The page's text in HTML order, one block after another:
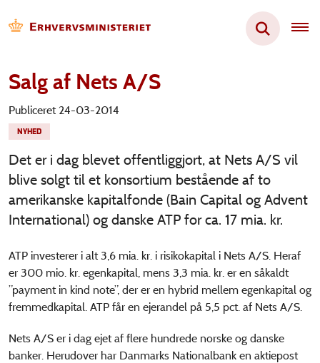
Salg af Nets A/S
Publiceret 24-03-2014
NYHED
Det er i dag blevet offentliggjort, at Nets A/S vil
blive solgt til et konsortium bestående af to
amerikanske kapitalfonde (Bain Capital og Advent
International) og danske ATP for ca. 17 mia. kr.
ATP investerer i alt 3,6 mia. kr. i risikokapital i Nets A/S. Heraf
er 300 mio. kr. egenkapital, mens 3,3 mia. kr. er en såkaldt
”payment in kind note”, der er en hybrid mellem egenkapital og
fremmedkapital. ATP får en ejerandel på 5,5 pct. af Nets A/S.
Nets A/S er i dag ejet af flere hundrede norske og danske
banker. Herudover har Danmarks Nationalbank en aktiepost